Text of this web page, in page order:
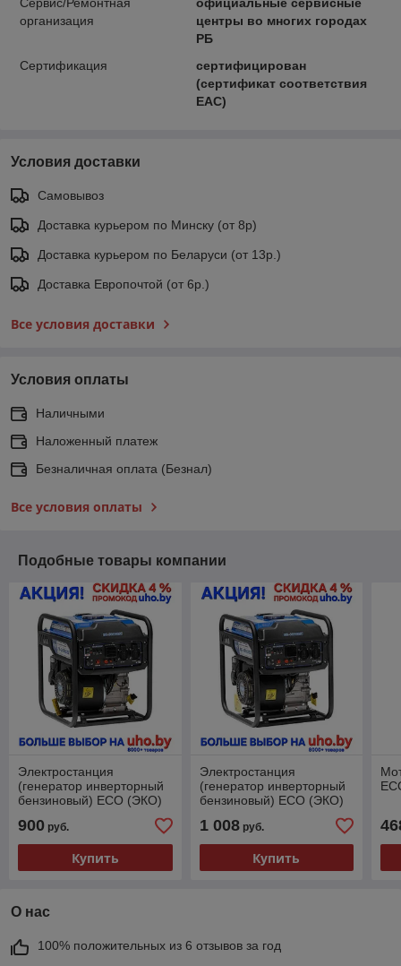
организация
центры во многих городах
РБ
Сертификация
сертифицирован
(сертификат соответствия
ЕАС)
Условия доставки
Самовывоз
Доставка курьером по Минску (от 8р)
Доставка курьером по Беларуси (от 13р.)
Доставка Европочтой (от 6р.)
Все условия доставки
Условия оплаты
Наличными
Наложенный платеж
Безналичная оплата (Безнал)
Все условия оплаты
Подобные товары компании
Электростанция
(генератор инверторный
бензиновый) ECO (ЭКО)
900 руб.
Купить
Электростанция
(генератор инверторный
бензиновый) ECO (ЭКО)
1 008руб.
Купить
О нас
100% положительных из 6 отзывов за год